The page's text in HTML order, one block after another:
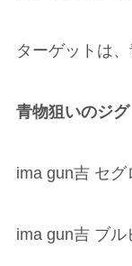
ターゲットは、
青物狙いのジグ
ima gun吉 セグ
ima gun吉 ブル